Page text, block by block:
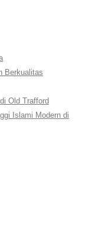
Berkualitas
Old Trafford
Islami Modern di